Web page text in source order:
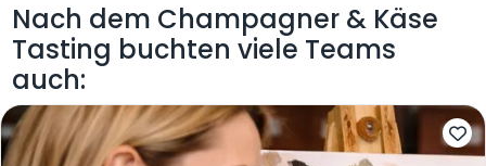
Nach dem Champagner & Käse
Tasting buchten viele Teams
auch: